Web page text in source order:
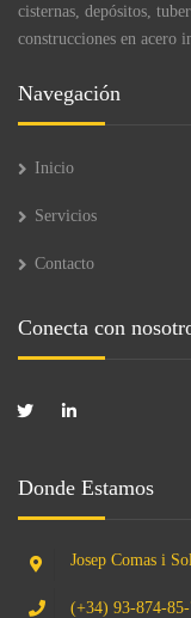
cisternas, depósitos,
construcciones en acero
Navegación
Inicio
Servicios
Contacto
Conecta con
Donde Estamos
Josep Comas i
(+34) 93-874-85-